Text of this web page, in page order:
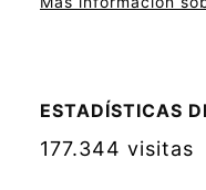
ESTADÍSTICAS
177.344 visitas